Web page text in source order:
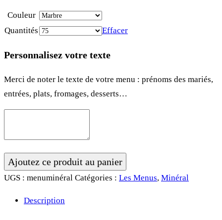
Couleur
Quantités
Effacer
Personnalisez votre texte
Merci de noter le texte de votre menu : prénoms des mariés,
entrées, plats, fromages, desserts…
quantité
de
Ajoutez ce produit au panier
UGS : menuminéral Catégories : Les Menus, Minéral
Description